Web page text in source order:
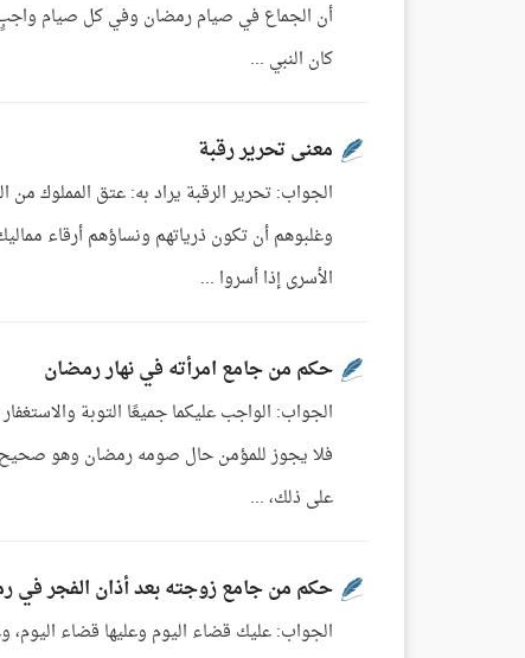
أن الجماع في صيام رمضان وفي كل صيام واجبٍ:
كان النبي ...
معنى تحرير رقبة
الجواب: تحرير الرقبة يراد به: عتق المملوك من
وغلبوهم أن تكون ذرياتهم ونساؤهم أرقاء
الأسرى إذا أسروا ...
حكم من جامع امرأته في نهار رمضان
الجواب: الواجب عليكما جميعًا التوبة
فلا يجوز للمؤمن حال صومه رمضان وهو صحيح
على ذلك، ...
حكم من جامع زوجته بعد أذان الفجر في
الجواب: عليك قضاء اليوم وعليها قضاء اليوم،